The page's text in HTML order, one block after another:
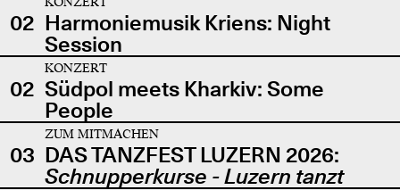
02 Harmoniemusik Kriens: Night
Session
02
KONZERT
Südpol meets Kharkiv: Some
People
03
ZUM MITMACHEN
DAS TANZFEST LUZERN 2026:
Schnupperkurse - Luzern tanzt